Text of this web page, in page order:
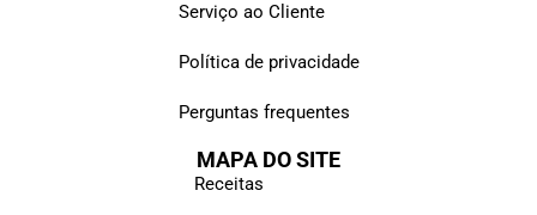
Serviço ao Cliente
Política de privacidade
Perguntas frequentes
MAPA DO SITE
Receitas